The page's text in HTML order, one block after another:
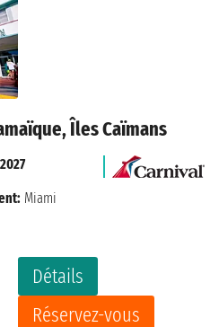
Îles Caïmans
Détails
Réservez-vous
Miami